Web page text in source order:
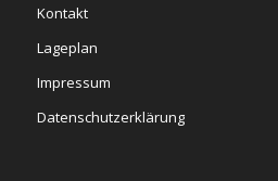
Kontakt
Lageplan
Impressum
Datenschutzerklärung